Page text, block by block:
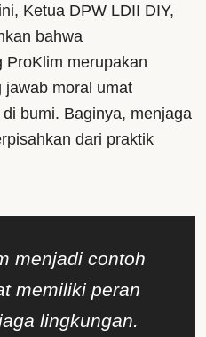
Ketua DPW LDII DIY,
bahwa
ProKlim merupakan
jawab moral umat
bumi. Baginya, menjaga
dari praktik
menjadi contoh
memiliki peran
lingkungan.